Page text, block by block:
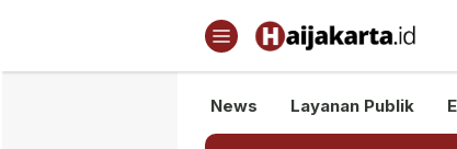
Haijakarta.id
Semua Tentang Jakarta
News Layanan Publik